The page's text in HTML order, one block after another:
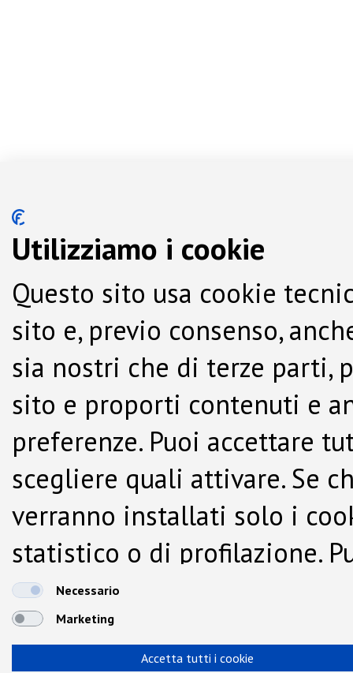
Utilizziamo i cookie
Questo sito usa cookie
sito e, previo consenso,
sia nostri che di terze parti,
sito e proporti contenuti e
preferenze. Puoi accettare
scegliere quali attivare. Se
verranno installati solo i
statistico o di profilazione.
dalla Cookie Policy.
Necessario
Marketing
Accetta tutti i cookie